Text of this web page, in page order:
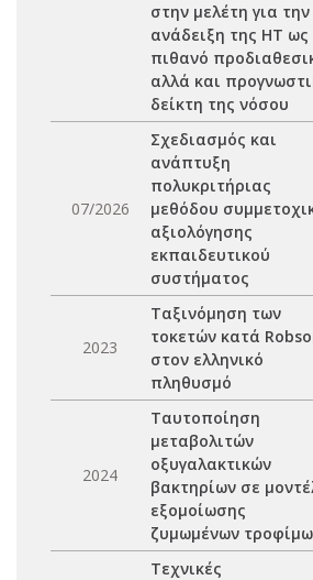
στην μελέτη για την
ανάδειξη της ΗΤ ως
πιθανό
αλλά και
δείκτη της νόσου
07/2026
Σχεδιασμός και
ανάπτυξη
πολυκριτήριας
μεθόδου
αξιολόγησης
εκπαιδευτικού
συστήματος
2023
Ταξινόμηση των
τοκετών κατά
στον ελληνικό
πληθυσμό
2024
Ταυτοποίηση
μεταβολιτών
οξυγαλακτικών
βακτηρίων σε
εξομοίωσης
ζυμωμένων
Τεχνικές